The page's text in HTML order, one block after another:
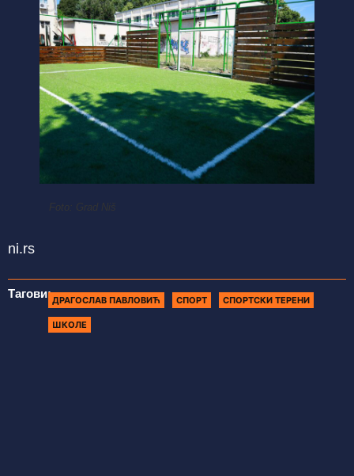
Foto: Grad Niš
ni.rs
Тагови:ДРАГОСЛАВ ПАВЛОВИЋ СПОРТ СПОРТСКИ ТЕРЕНИ
ШКОЛЕ